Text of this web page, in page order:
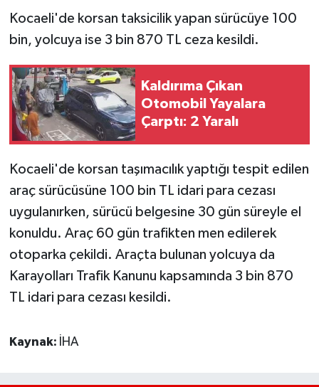
Kocaeli'de korsan taksicilik yapan sürücüye 100
bin, yolcuya ise 3 bin 870 TL ceza kesildi.
Kaldırıma Çıkan
Otomobil Yayalara
Çarptı: 2 Yaralı
Kocaeli'de korsan taşımacılık yaptığı tespit edilen
araç sürücüsüne 100 bin TL idari para cezası
uygulanırken, sürücü belgesine 30 gün süreyle el
konuldu. Araç 60 gün trafikten men edilerek
otoparka çekildi. Araçta bulunan yolcuya da
Karayolları Trafik Kanunu kapsamında 3 bin 870
TL idari para cezası kesildi.
Kaynak: İHA